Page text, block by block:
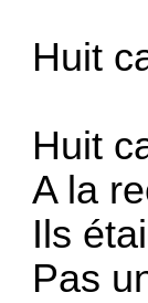
Huit
Huit
A la
Ils
Pas